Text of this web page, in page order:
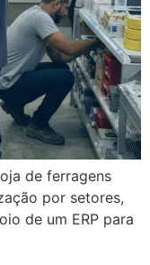
de ferragens
por setores,
de um ERP para